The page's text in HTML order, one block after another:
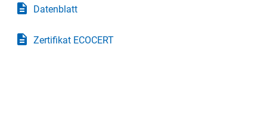
description Datenblatt
description Zertifikat ECOCERT